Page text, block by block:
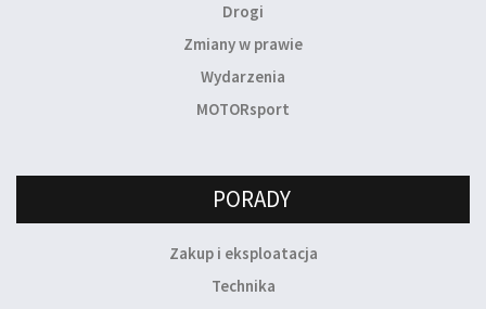
Drogi
Zmiany w prawie
Wydarzenia
MOTORsport
PORADY
Zakup i eksploatacja
Technika